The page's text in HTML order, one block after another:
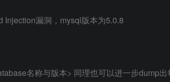
漏洞，mysql版本为5.0.8
名称与版本> 同理也可以进一步dump